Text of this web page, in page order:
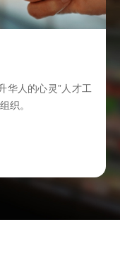
华人的心灵”人才工
织。